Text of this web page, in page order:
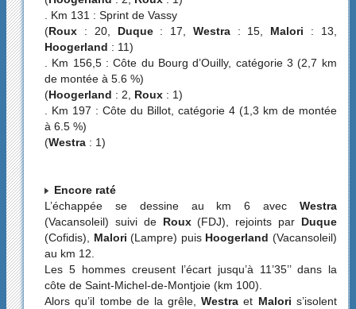
. Km 131 : Sprint de Vassy
(Roux : 20, Duque: 17, Westra: 15, Malori : 13,
Hoogerland : 11)
. Km 156,5 : Côte du Bourg d’Ouilly, catégorie 3 (2,7 km
de montée à 5.6 %)
(Hoogerland : 2, Roux : 1)
. Km 197 : Côte du Billot, catégorie 4 (1,3 km de montée
à 6.5 %)
(Westra : 1)
Encore raté
L’échappée se dessine au km 6 avec Westra
(Vacansoleil) suivi de Roux(FDJ), rejoints parDuque
(Cofidis), Malori (Lampre) puisHoogerland (Vacansoleil)
au km 12.
Les 5 hommes creusent l’écart jusqu’à 11’35’’ dans la
côte de Saint-Michel-de-Montjoie (km 100).
Alors qu’il tombe de la grêle,Westra et Malori s’isolent